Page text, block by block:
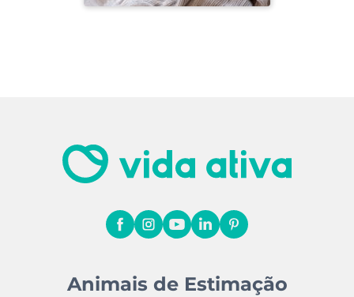
Animais de Estimação